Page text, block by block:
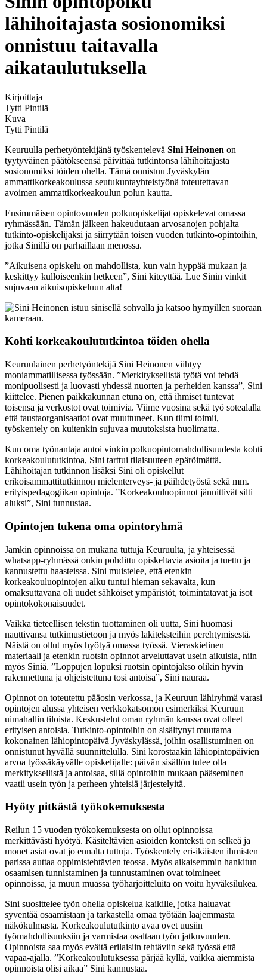
lähihoitajasta sosionomiksi
onnistuu taitavalla
aikataulutuksella
Kirjoittaja
Tytti Pintilä
Kuva
Tytti Pintilä
Keuruulla perhetyöntekijänä työskentelevä Sini Heinonen on
tyytyväinen päätökseensä päivittää tutkintonsa lähihoitajasta
sosionomiksi töiden ohella. Tämä onnistuu Jyväskylän
ammattikorkeakoulussa seutukuntayhteistyönä toteutettavan
avoimen ammattikorkeakoulun polun kautta.
Ensimmäisen opintovuoden polkuopiskelijat opiskelevat omassa
ryhmässään. Tämän jälkeen hakeudutaan arvosanojen pohjalta
tutkinto-opiskelijaksi ja siirrytään toisen vuoden tutkinto-opintoihin,
jotka Sinillä on parhaillaan menossa.
”Aikuisena opiskelu on mahdollista, kun vain hyppää mukaan ja
keskittyy kulloiseenkin hetkeen”, Sini kiteyttää. Lue Sinin vinkit
sujuvaan aikuisopiskeluun alta!
Kohti korkeakoulututkintoa töiden ohella
Keuruulainen perhetyöntekijä Sini Heinonen viihtyy
moniammatillisessa työssään. ”Merkityksellistä työtä voi tehdä
monipuolisesti ja luovasti yhdessä nuorten ja perheiden kanssa”, Sini
kiittelee. Pienen paikkakunnan etuna on, että ihmiset tuntevat
toisensa ja verkostot ovat toimivia. Viime vuosina sekä työ sotealalla
että taustaorganisaatiot ovat muuttuneet. Kun tiimi toimii,
työskentely on kuitenkin sujuvaa muutoksista huolimatta.
Kun oma työnantaja antoi vinkin polkuopintomahdollisuudesta kohti
korkeakoulututkintoa, Sini tarttui tilaisuuteen epäröimättä.
Lähihoitajan tutkinnon lisäksi Sini oli opiskellut
erikoisammattitutkinnon mielenterveys- ja päihdetyöstä sekä mm.
erityispedagogiikan opintoja. ”Korkeakouluopinnot jännittivät silti
aluksi”, Sini tunnustaa.
Opintojen tukena oma opintoryhmä
Jamkin opinnoissa on mukana tuttuja Keuruulta, ja yhteisessä
whatsapp-ryhmässä onkin pohdittu opiskeltavia asioita ja tuettu ja
kannustettu haasteissa. Sini muistelee, että etenkin
korkeakouluopintojen alku tuntui hieman sekavalta, kun
omaksuttavana oli uudet sähköiset ympäristöt, toimintatavat ja isot
opintokokonaisuudet.
Vaikka tieteellisen tekstin tuottaminen oli uutta, Sini huomasi
nauttivansa tutkimustietoon ja myös lakiteksteihin perehtymisestä.
Näistä on ollut myös hyötyä omassa työssä. Vieraskielinen
materiaali ja etenkin ruotsin opinnot arveluttavat usein aikuisia, niin
myös Siniä. ”Loppujen lopuksi ruotsin opintojakso olikin hyvin
rakennettuna ja ohjeistettuna tosi antoisa”, Sini nauraa.
Opinnot on toteutettu pääosin verkossa, ja Keuruun lähiryhmä varasi
opintojen alussa yhteisen verkkokatsomon esimerkiksi Keuruun
uimahallin tiloista. Keskustelut oman ryhmän kanssa ovat olleet
erityisen antoisia. Tutkinto-opintoihin on sisältynyt muutama
kokonainen lähiopintopäivä Jyväskylässä, joihin osallistuminen on
onnistunut hyvällä suunnittelulla. Sini korostaakin lähiopintopäivien
arvoa työssäkäyvälle opiskelijalle: päivän sisällön tulee olla
merkityksellistä ja antoisaa, sillä opintoihin mukaan pääseminen
vaatii usein työn ja perheen yhteisiä järjestelyitä.
Hyöty pitkästä työkokemuksesta
Reilun 15 vuoden työkokemuksesta on ollut opinnoissa
merkittävästi hyötyä. Käsiteltävien asioiden konteksti on selkeä ja
monet asiat ovat jo ennalta tuttuja. Työskentely eri-ikäisten ihmisten
parissa auttaa oppimistehtävien teossa. Myös aikaisemmin hankitun
osaamisen tunnistaminen ja tunnustaminen ovat toimineet
opinnoissa, ja muun muassa työharjoitteluita on voitu hyväksilukea.
Sini suosittelee työn ohella opiskelua kaikille, jotka haluavat
syventää osaamistaan ja tarkastella omaa työtään laajemmasta
näkökulmasta. Korkeakoulututkinto avaa ovet uusiin
työmahdollisuuksiin ja varmistaa osaltaan työn jatkuvuuden.
Opinnoista saa myös eväitä erilaisiin tehtäviin sekä työssä että
vapaa-ajalla. ”Korkeakoulutuksessa pärjää kyllä, vaikka aiemmista
opinnoista olisi aikaa” Sini kannustaa.